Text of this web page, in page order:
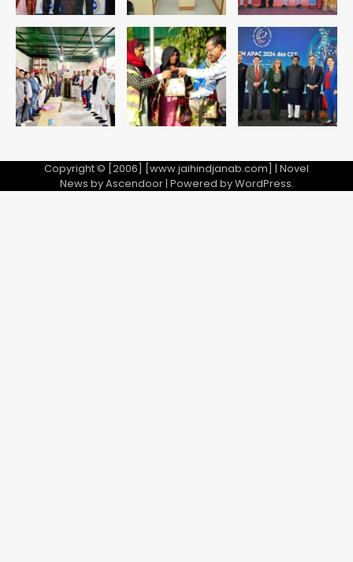
Copyright © [2006] [www.jaihindjanab.com] | Novel
News byAscendoor| Powered byWordPress.